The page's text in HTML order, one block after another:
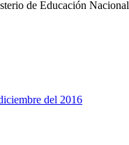
de Educación Nacional
del 2016